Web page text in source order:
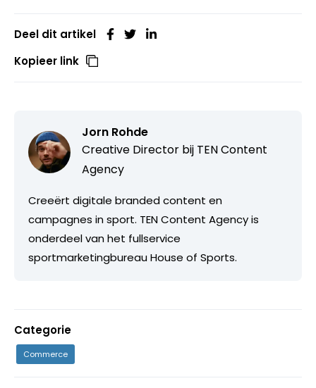
Deel dit artikel
Kopieer link
Jorn Rohde
Creative Director bij TEN Content
Agency
Creeërt digitale branded content en
campagnes in sport. TEN Content Agency is
onderdeel van het fullservice
sportmarketingbureau House of Sports.
Categorie
Commerce